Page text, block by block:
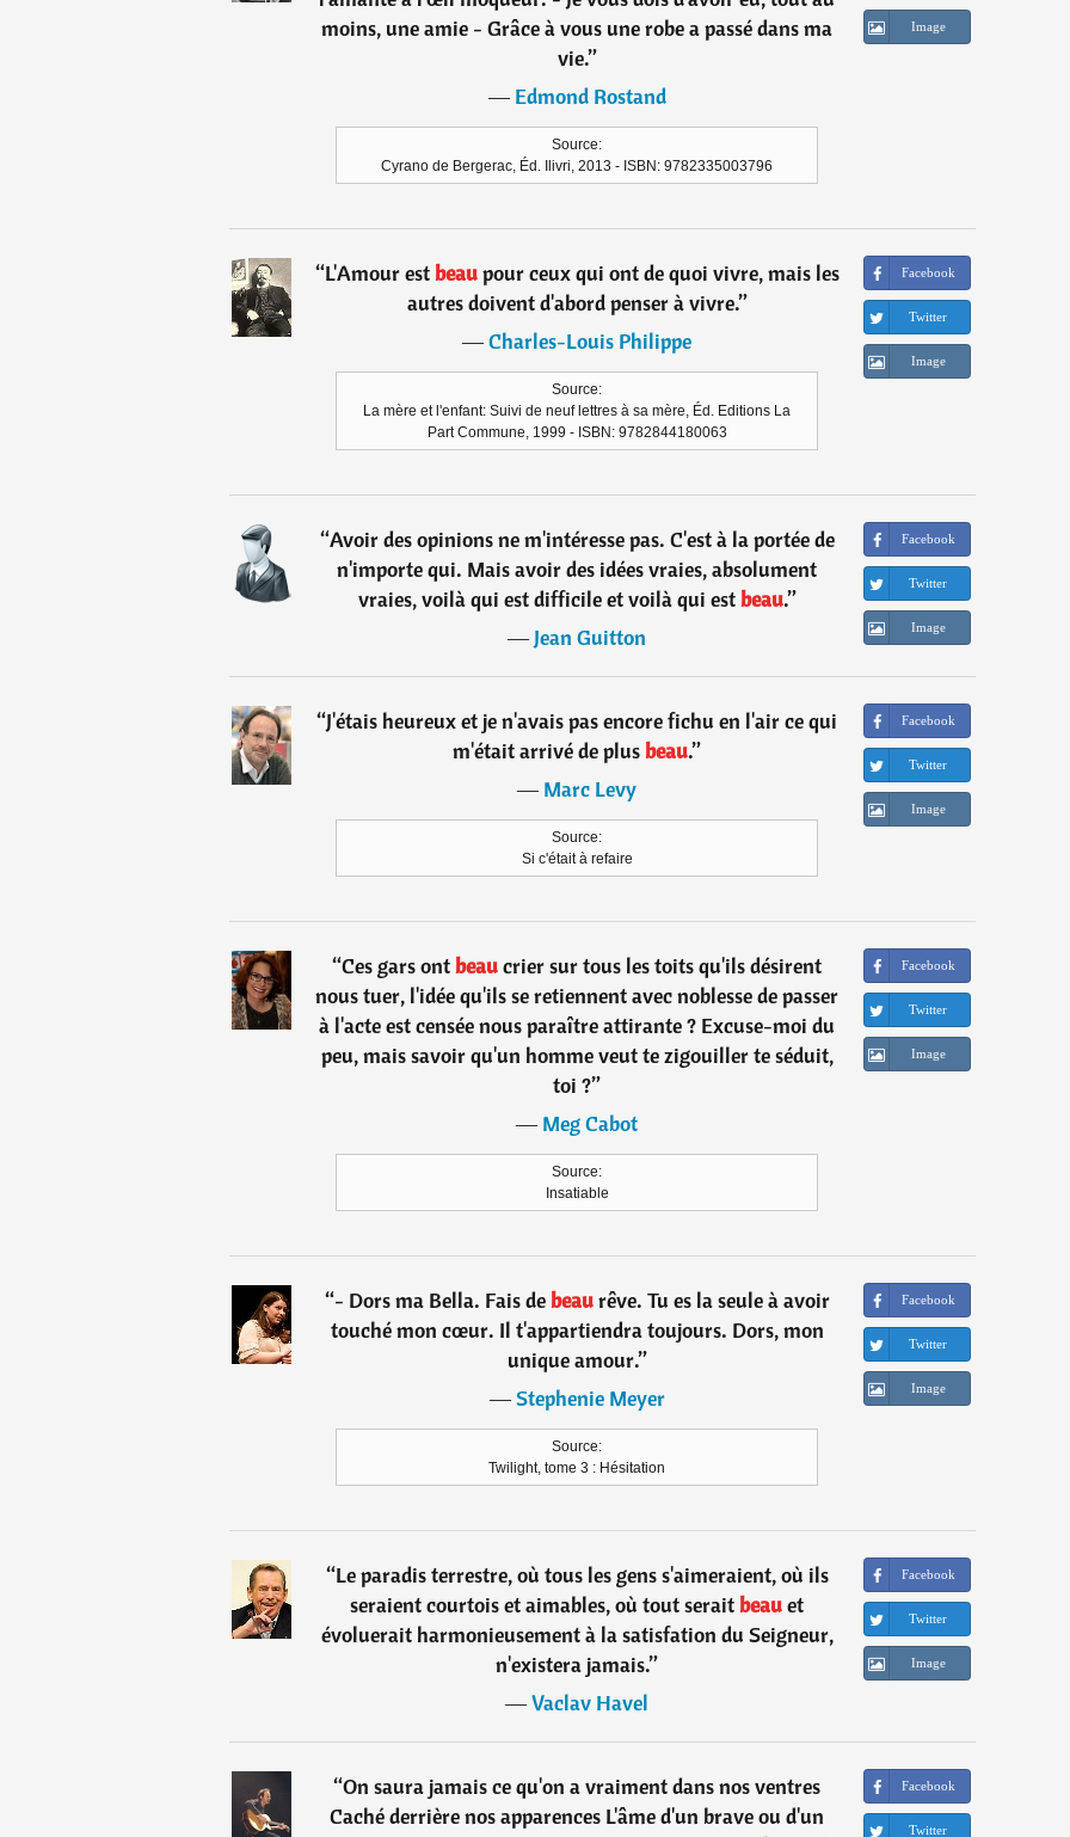
moins, une amie - Grâce à vous une robe a passé dans ma
vie.”
―Edmond Rostand
Source:
Cyrano de Bergerac, Éd. Ilivri, 2013 - ISBN: 9782335003796
Image
“L'Amour estbeaupour ceux qui ont de quoi vivre, mais les
autres doivent d'abord penser à vivre.”
―Charles-Louis Philippe
Source:
La mère et l'enfant: Suivi de neuf lettres à sa mère, Éd. Editions La
Part Commune, 1999 - ISBN: 9782844180063
Facebook
Twitter
Image
“Avoir des opinions ne m'intéresse pas. C'est à la portée de
n'importe qui. Mais avoir des idées vraies, absolument
vraies, voilà qui est difficile et voilà qui estbeau.”
―Jean Guitton
Facebook
Twitter
Image
“J'étais heureux et je n'avais pas encore fichu en l'air ce qui
m'était arrivé de plusbeau.”
―Marc Levy
Source:
Si c'était à refaire
Facebook
Twitter
Image
“Ces gars ontbeaucrier sur tous les toits qu'ils désirent
nous tuer, l'idée qu'ils se retiennent avec noblesse de passer
à l'acte est censée nous paraître attirante ? Excuse-moi du
peu, mais savoir qu'un homme veut te zigouiller te séduit,
toi ?”
―Meg Cabot
Source:
Insatiable
Facebook
Twitter
Image
“- Dors ma Bella. Fais debeaurêve. Tu es la seule à avoir
touché mon cœur. Il t'appartiendra toujours. Dors, mon
unique amour.”
―Stephenie Meyer
Source:
Twilight, tome 3 : Hésitation
Facebook
Twitter
Image
“Le paradis terrestre, où tous les gens s'aimeraient, où ils
seraient courtois et aimables, où tout seraitbeauet
évoluerait harmonieusement à la satisfation du Seigneur,
n'existera jamais.”
―Vaclav Havel
Facebook
Twitter
Image
“On saura jamais ce qu'on a vraiment dans nos ventres
Caché derrière nos apparences L'âme d'un brave ou d'un
Facebook
Twitter